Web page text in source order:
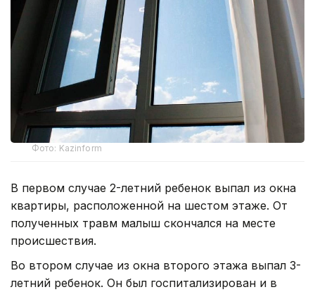
Фото: Kazinform
В первом случае 2-летний ребенок выпал из окна
квартиры, расположенной на шестом этаже. От
полученных травм малыш скончался на месте
происшествия.
Во втором случае из окна второго этажа выпал 3-
летний ребенок. Он был госпитализирован и в